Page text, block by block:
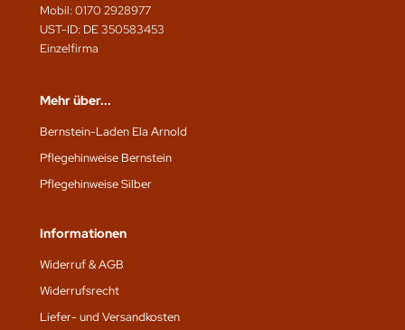
Mobil: 0170 2928977
UST-ID: DE 350583453
Einzelfirma
Mehr über...
Bernstein-Laden Ela Arnold
Pflegehinweise Bernstein
Pflegehinweise Silber
Informationen
Widerruf & AGB
Widerrufsrecht
Liefer- und Versandkosten